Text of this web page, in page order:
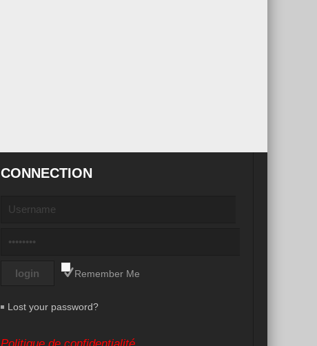
CONNECTION
Remember Me
Lost your password?
Politique de confidentialité